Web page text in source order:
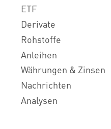
ETF
Derivate
Rohstoffe
Anleihen
Währungen & Zinsen
Nachrichten
Analysen